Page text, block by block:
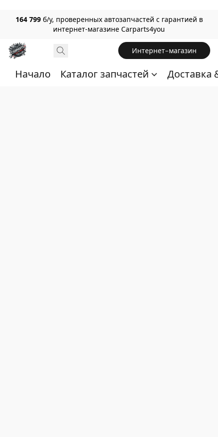
164 799 б/у, проверенных автозапчастей с гарантией в
интернет-магазине Carparts4you
Интернет-магазин
Начало Каталог запчастей Доставка